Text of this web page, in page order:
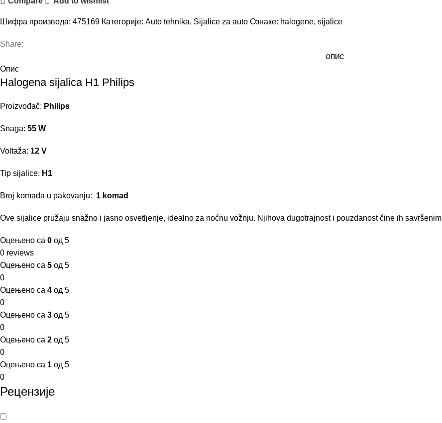
Шифра производа: 475169 Категорије: Auto tehnika, Sijalice za auto Ознаке: halogene, sijalice
Share:
ОПИС
Опис
Halogena sijalica H1 Philips
Proizvođač: Philips
Snaga: 55 W
Voltaža: 12 V
Tip sijalice: H1
Broj komada u pakovanju: 1 komad
Ove sijalice pružaju snažno i jasno osvetljenje, idealno za noćnu vožnju. Njihova dugotrajnost i pouzdanost čine ih
Оцењено са 0 од 5
0 reviews
Оцењено са 5 од 5
0
Оцењено са 4 од 5
0
Оцењено са 3 од 5
0
Оцењено са 2 од 5
0
Оцењено са 1 од 5
0
Рецензије